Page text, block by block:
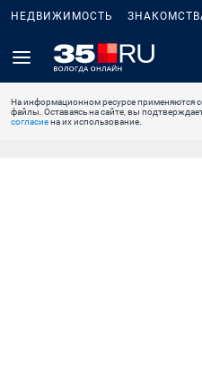
НЕДВИЖИМОСТЬ
На информационном ресурсе применяются
файлы. Оставаясь на сайте, вы
согласиена их использование.